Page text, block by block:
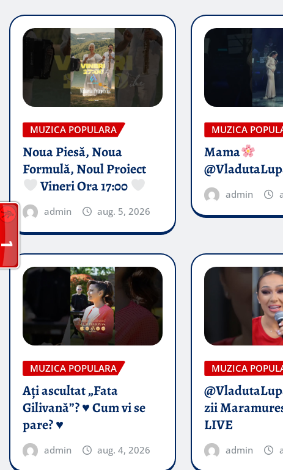
MUZICA POPULARA
Noua Piesă, Noua
Formulă, Noul Proiect
Vineri Ora 17:00
admin aug. 5, 2026
MUZICA
Mama
admin
MUZICA POPULARA
Ați ascultat „Fata
Gilivană”? ♥️ Cum vi se
pare? ♥️
admin aug. 4, 2026
MUZICA
zii
LIVE
admin